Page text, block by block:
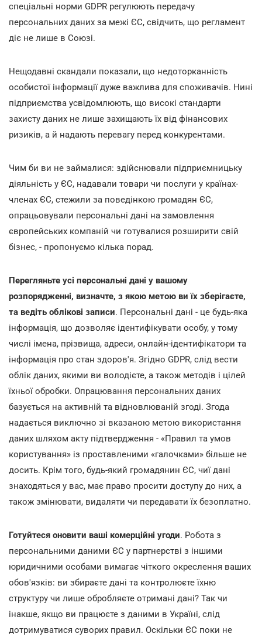
спеціальні норми GDPR регулюють передачу
персональних даних за межі ЄС, свідчить, що регламент
діє не лише в Союзі.
Нещодавні скандали показали, що недоторканність
особистої інформації дуже важлива для споживачів. Нині
підприємства усвідомлюють, що високі стандарти
захисту даних не лише захищають їх від фінансових
ризиків, а й надають перевагу перед конкурентами.
Чим би ви не займалися: здійснювали підприємницьку
діяльність у ЄС, надавали товари чи послуги у країнах-
членах ЄС, стежили за поведінкою громадян ЄС,
опрацьовували персональні дані на замовлення
європейських компаній чи готувалися розширити свій
бізнес, - пропонуємо кілька порад.
Перегляньте усі персональні дані у вашому
розпорядженні, визначте, з якою метою ви їх зберігаєте,
та ведіть облікові записи. Персональні дані - це будь-яка
інформація, що дозволяє ідентифікувати особу, у тому
числі імена, прізвища, адреси, онлайн-ідентифікатори та
інформація про стан здоров'я. Згідно GDPR, слід вести
облік даних, якими ви володієте, а також методів і цілей
їхньої обробки. Опрацювання персональних даних
базується на активній та відновлюваній згоді. Згода
надається виключно зі вказаною метою використання
даних шляхом акту підтвердження - «Правил та умов
користування» із проставленими «галочками» більше не
досить. Крім того, будь-який громадянин ЄС, чиї дані
знаходяться у вас, має право просити доступу до них, а
також змінювати, видаляти чи передавати їх безоплатно.
Готуйтеся оновити ваші комерційні угоди. Робота з
персональними даними ЄС у партнерстві з іншими
юридичними особами вимагає чіткого окреслення ваших
обов'язків: ви збираєте дані та контролюєте їхню
структуру чи лише обробляєте отримані дані? Так чи
інакше, якщо ви працюєте з даними в Україні, слід
дотримуватися суворих правил. Оскільки ЄС поки не